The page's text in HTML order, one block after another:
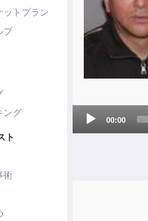
ットプラン
プ
ング
ト
術
Audio
Player
00:00